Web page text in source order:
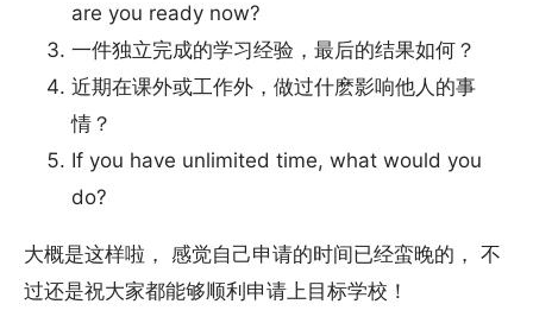
are you ready now?
一件独立完成的学习经验，最后的结果如何？
近期在课外或工作外，做过什麽影响他人的事
情？
If you have unlimited time, what would you
do?
大概是这样啦， 感觉自己申请的时间已经蛮晚的， 不
过还是祝大家都能够顺利申请上目标学校！